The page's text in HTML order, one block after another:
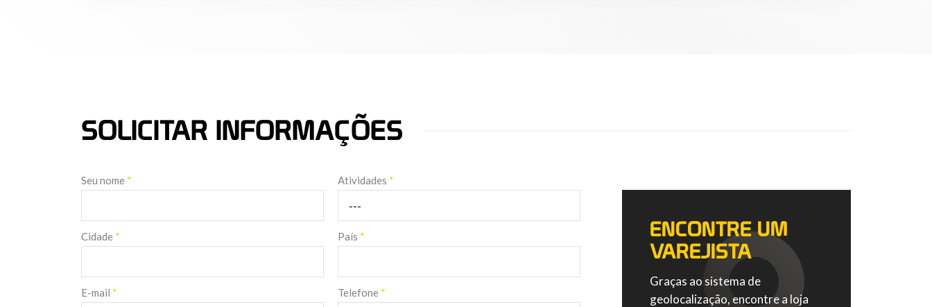
SOLICITAR INFORMAÇÕES
Seu nome * Atividades *
Cidade * País *
E-mail * Telefone *
ENCONTRE UM
VAREJISTA
Graças ao sistema de
geolocalização, encontre a loja